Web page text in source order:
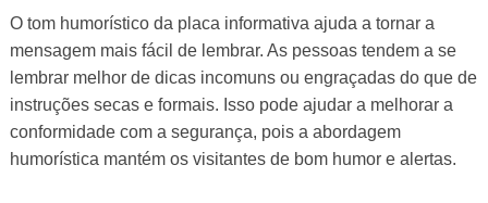
O tom humorístico da placa informativa ajuda a tornar a
mensagem mais fácil de lembrar. As pessoas tendem a se
lembrar melhor de dicas incomuns ou engraçadas do que de
instruções secas e formais. Isso pode ajudar a melhorar a
conformidade com a segurança, pois a abordagem
humorística mantém os visitantes de bom humor e alertas.